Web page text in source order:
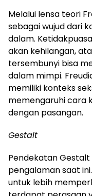
Melalui lensa teori
sebagai wujud dari
dalam.
akan kehilangan,
tersembunyi bisa
dalam mimpi.
memiliki konteks
memengaruhi cara
dengan pasangan.
Gestalt
Pendekatan
pengalaman saat
untuk lebih